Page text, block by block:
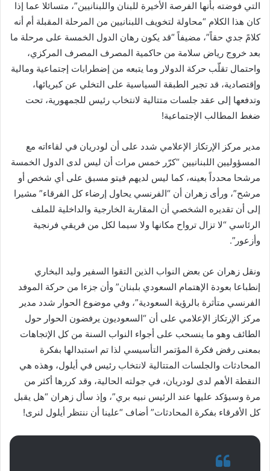
التي فوضته بأنها الفرصة الأخيرة للبنان واللبنانيين”، متسائلا عما إذا
كان هذا الكلام “محاولة لتخويف اللبنانيين من المرحلة المقبلة أم أنه
كلامً جدي حقاً”، مضيفاً “قد يكون رهان الدول الخمسة على مرحلة ما
بعد خروج رياض سلامة من حاكمية المصرف المصرف المركزي،
واحتمال تقلّب حركة الدولار وما يتبعه من إضطرابات إجتماعية ومالية
وإقتصادية، قد تجبر الطبقة السياسية على التخلي عن كبريائها،
وتدفعها إلى عقد جلسات متتالية لانتخاب رئيس للجمهورية، تحت
ضغط المطالب الإجتماعية!
مدير مركز الإرتكاز الإعلامي شدد على أن لودريان في لقاءاته مع
المسؤوليين اللبنانيين “كرّر خمس مرات أن ليس لدى الدول الخمسة
مرشحا محدداً بعينه، كما ليس لديهم فيتو مسبق على أي شخص أو
مرشح”، ورأى زهران أن “الفرنسي يحاول إرضاء كل الفرقاء” مشيرا
إلى أن تقديره الشخصي أن المقاربة الخارجية والداخلية للملف
الرئاسي “لا تزال ترواح مكانها ولا سيما لكل من فريقي فرنجية
وأزعور”.
ونقل زهران عن بعض النواب الذين التقوا السفير وليد البخاري
إنطباعا بعودة الإهتمام السعودي بلبنان” وأن جزءا من حركة الموفد
الفرنسي متأثرة بالرؤية السعودية”، وفي موضوع الحوار شدد مدير
مركز الإرتكاز الإعلامي على أن “السعوديون يرفضون الحوار حول
الطائف وهو ما ينسحب على أجواء النواب السنة من كل الإتجاهات
بمعنى رفض فكرة المؤتمر التأسيسي لذا تم استبدالها بفكرة
المحادثات والجلسات المتتالية لانتخاب رئيس في أيلول، وهذه هي
النقطة الأهم لدى لودريان، في جولته الحالية، وقد كررها أكثر من
مرة وسيؤكد عليها عند الرئيس نبيه بري”، وإذ سأل زهران “هل يقبل
كل الأفرقاء بفكرة المحادثات” أضاف “علينا أن ننتظر أيلول لنرى!